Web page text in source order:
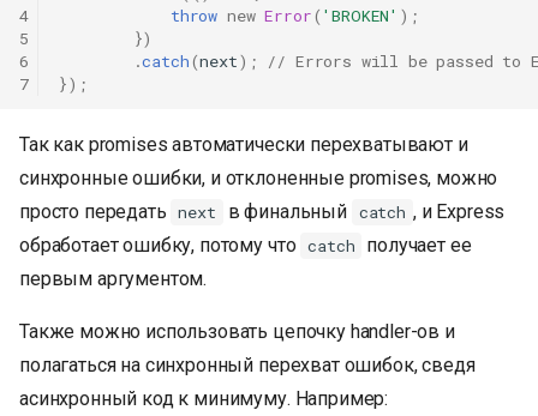
4
5
6
7
throw new Error( 'BROKEN' );
})
.catch(next);
// Errors will be passed to
});
Так как promises автоматически перехватывают и
синхронные ошибки, и отклоненные promises, можно
просто передать next в финальный catch , и Express
обработает ошибку, потому что catch
получает ее
первым аргументом.
Также можно использовать цепочку handler-ов и
полагаться на синхронный перехват ошибок, сведя
асинхронный код к минимуму. Например: